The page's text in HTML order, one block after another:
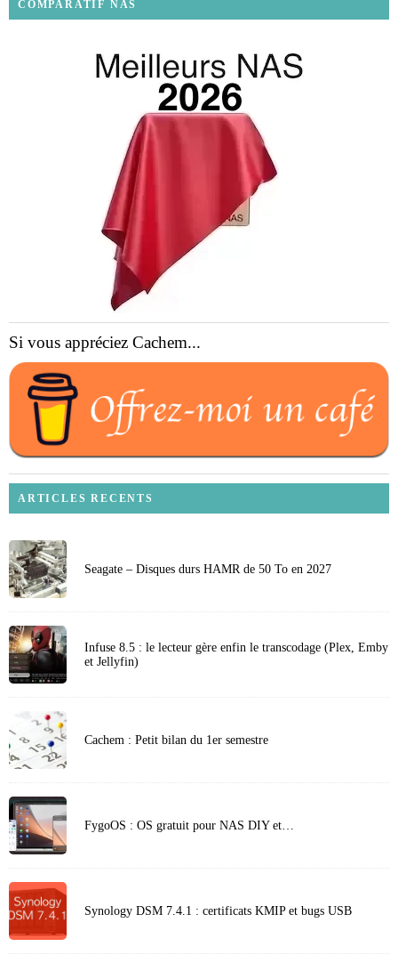
COMPARATIF NAS
Si vous appréciez Cachem...
ARTICLES RECENTS
Seagate – Disques durs HAMR de 50 To en 2027
Infuse 8.5 : le lecteur gère enfin le transcodage (Plex, Emby
et Jellyfin)
Cachem : Petit bilan du 1er semestre
FygoOS : OS gratuit pour NAS DIY et…
Synology DSM 7.4.1 : certificats KMIP et bugs USB